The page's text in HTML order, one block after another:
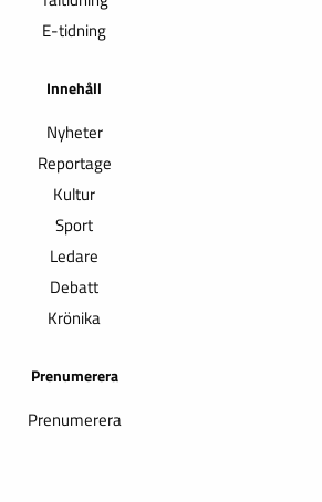
E-tidning
Innehåll
Nyheter
Reportage
Kultur
Sport
Ledare
Debatt
Krönika
Prenumerera
Prenumerera